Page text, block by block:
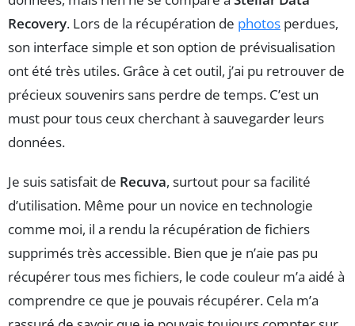
Recovery. Lors de la récupération de photos perdues,
son interface simple et son option de prévisualisation
ont été très utiles. Grâce à cet outil, j’ai pu retrouver de
précieux souvenirs sans perdre de temps. C’est un
must pour tous ceux cherchant à sauvegarder leurs
données.
Je suis satisfait de Recuva, surtout pour sa facilité
d’utilisation. Même pour un novice en technologie
comme moi, il a rendu la récupération de fichiers
supprimés très accessible. Bien que je n’aie pas pu
récupérer tous mes fichiers, le code couleur m’a aidé à
comprendre ce que je pouvais récupérer. Cela m’a